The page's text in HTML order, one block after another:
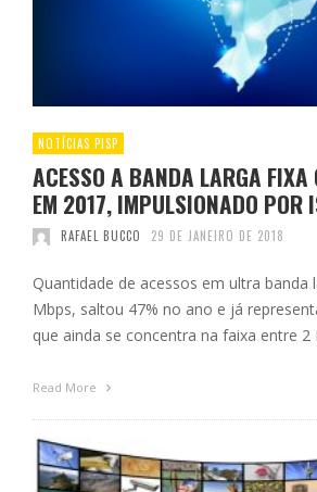
NOTÍCIAS PISP
ACESSO A BANDA LARGA
EM 2017, IMPULSIONADO POR
RAFAEL BUCCO 29 DE JANEIRO DE 2018
Quantidade de acessos em ultra banda
Mbps, saltou 47% no ano e já
que ainda se concentra na faixa entre 2
Read More